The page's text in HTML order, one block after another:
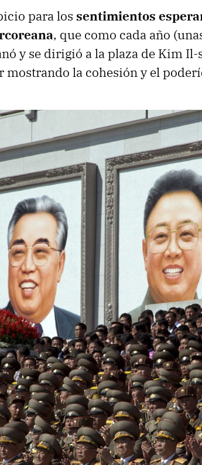
para los sentimientos
, que como cada año
y se dirigió a la plaza de Kim
mostrando la cohesión y el